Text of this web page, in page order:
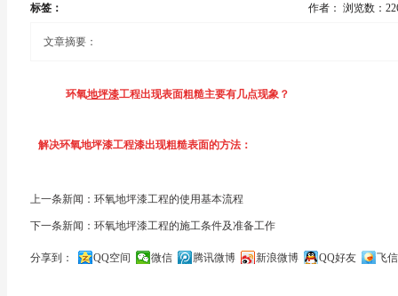
标签： 作者： 浏览数：
文章摘要：
环氧地坪漆工程出现表面粗糙主要有几点现象？
1、因为施工环境不干净，有较多的灰尘，灰尘黏在涂膜上就会出现
显示出来；
3、环氧地坪漆工程漆已经开始固化，仍然继续施工，因为环氧地坪
解决环氧地坪漆工程漆出现粗糙表面的方法：
2、施工前要根据施工时间计算材料的用量，再严格按照涂料配比进行调配
上一条新闻：环氧地坪漆工程的使用基本流程
下一条新闻：环氧地坪漆工程的施工条件及准备工作
分享到： QQ空间 微信 腾讯微博 新浪微博 QQ好友
飞信